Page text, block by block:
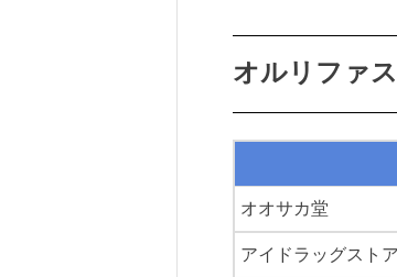
オルリファ
オオサカ堂
アイドラッグスト